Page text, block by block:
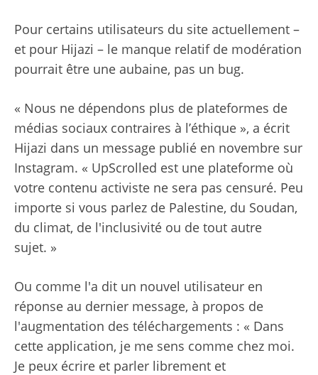
Pour certains utilisateurs du site actuellement – ​​
et pour Hijazi – le manque relatif de modération
pourrait être une aubaine, pas un bug.
« Nous ne dépendons plus de plateformes de
médias sociaux contraires à l’éthique », a écrit
Hijazi dans un message publié en novembre sur
Instagram. « UpScrolled est une plateforme où
votre contenu activiste ne sera pas censuré. Peu
importe si vous parlez de Palestine, du Soudan,
du climat, de l'inclusivité ou de tout autre
sujet. »
Ou comme l'a dit un nouvel utilisateur en
réponse au dernier message, à propos de
l'augmentation des téléchargements : « Dans
cette application, je me sens comme chez moi.
Je peux écrire et parler librement et